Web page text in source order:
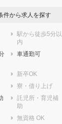
海部郡飛島村
知多郡東浦町
額田郡幸田町
北設楽郡東栄町
件から求人を探す
駅から徒歩5分以
内
車通勤可
新卒OK
寮・借り上げ
託児所・育児補
助
無資格 OK